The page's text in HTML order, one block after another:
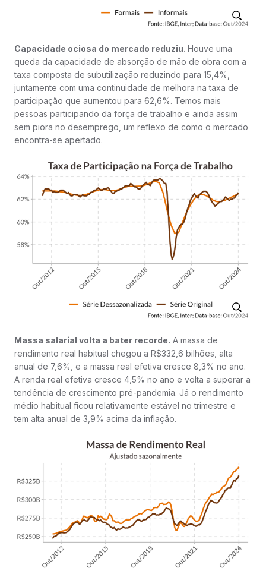
Capacidade ociosa do mercado reduziu. Houve uma
queda da capacidade de absorção de mão de obra com a
taxa composta de subutilização reduzindo para 15,4%,
juntamente com uma continuidade de melhora na taxa de
participação que aumentou para 62,6%. Temos mais
pessoas participando da força de trabalho e ainda assim
sem piora no desemprego, um reflexo de como o mercado
encontra-se apertado.
Massa salarial volta a bater recorde. A massa de
rendimento real habitual chegou a R$332,6 bilhões, alta
anual de 7,6%, e a massa real efetiva cresce 8,3% no ano.
A renda real efetiva cresce 4,5% no ano e volta a superar a
tendência de crescimento pré-pandemia. Já o rendimento
médio habitual ficou relativamente estável no trimestre e
tem alta anual de 3,9% acima da inflação.